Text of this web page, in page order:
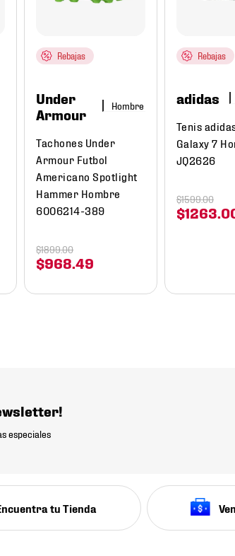
Rebajas
Under
Armour
Hombre
Tachones Under
Armour Futbol
Americano Spotlight
Hammer Hombre
6006214-389
$968 .49
$1899.00
Rebajas
adidas
Tenis
Galaxy 7
JQ2626
$1263
$1599.00
especiales
tu Tienda